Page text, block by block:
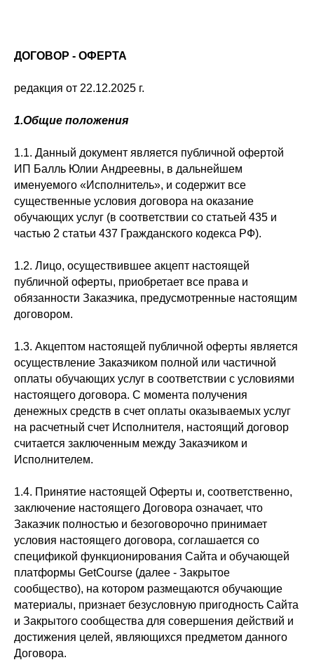
ДОГОВОР - ОФЕРТА
редакция от 22.12.2025 г.
1.Общие положения
1.1. Данный документ является публичной офертой
ИП Балль Юлии Андреевны, в дальнейшем
именуемого «Исполнитель», и содержит все
существенные условия договора на оказание
обучающих услуг (в соответствии со статьей 435 и
частью 2 статьи 437 Гражданского кодекса РФ).
1.2. Лицо, осуществившее акцепт настоящей
публичной оферты, приобретает все права и
обязанности Заказчика, предусмотренные настоящим
договором.
1.3. Акцептом настоящей публичной оферты является
осуществление Заказчиком полной или частичной
оплаты обучающих услуг в соответствии с условиями
настоящего договора. С момента получения
денежных средств в счет оплаты оказываемых услуг
на расчетный счет Исполнителя, настоящий договор
считается заключенным между Заказчиком и
Исполнителем.
1.4. Принятие настоящей Оферты и, соответственно,
заключение настоящего Договора означает, что
Заказчик полностью и безоговорочно принимает
условия настоящего договора, соглашается со
спецификой функционирования Сайта и обучающей
платформы GetCourse (далее - Закрытое
сообщество), на котором размещаются обучающие
материалы, признает безусловную пригодность Сайта
и Закрытого сообщества для совершения действий и
достижения целей, являющихся предметом данного
Договора.